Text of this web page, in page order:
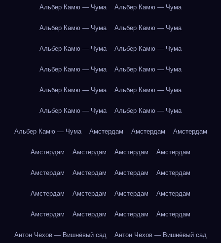
Альбер Камю — Чума Альбер Камю — Чума
Альбер Камю — Чума Альбер Камю — Чума
Альбер Камю — Чума Альбер Камю — Чума
Альбер Камю — Чума Альбер Камю — Чума
Альбер Камю — Чума Альбер Камю — Чума
Альбер Камю — Чума Альбер Камю — Чума
Альбер Камю — Чума Амстердам Амстердам Амстердам
Амстердам Амстердам Амстердам Амстердам
Амстердам Амстердам Амстердам Амстердам
Амстердам Амстердам Амстердам Амстердам
Амстердам Амстердам Амстердам Амстердам
Антон Чехов — Вишнёвый сад Антон Чехов — Вишнёвый сад